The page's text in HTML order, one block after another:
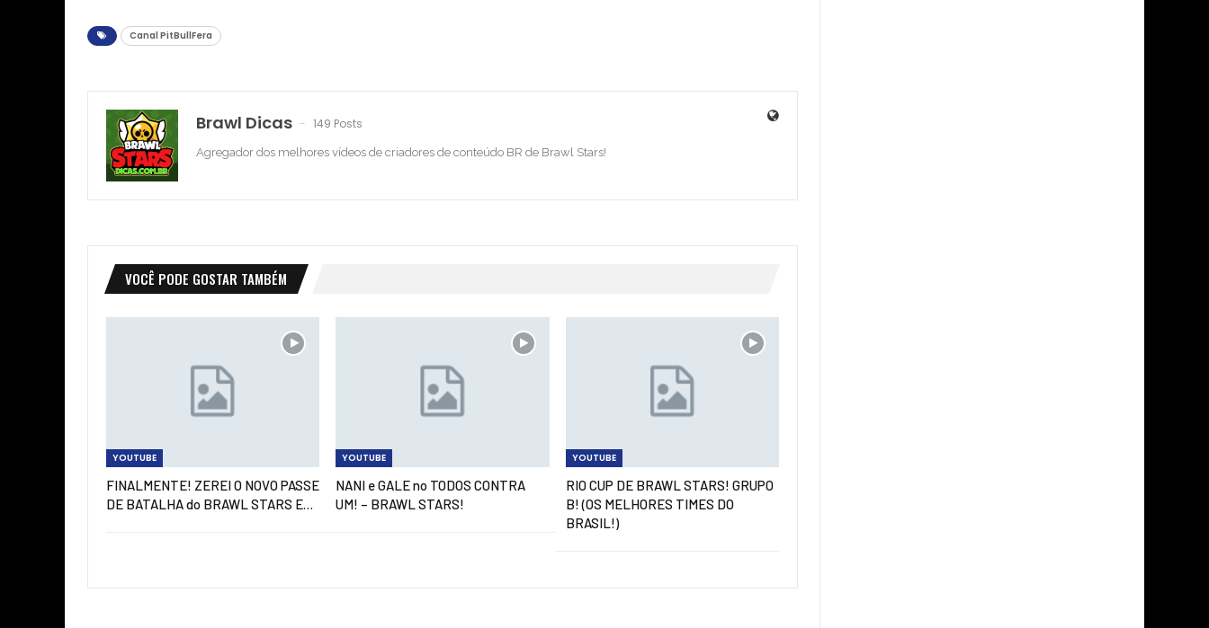
Canal PitBullFera
Brawl Dicas 149 Posts
Agregador dos melhores vídeos de criadores de conteúdo BR de Brawl Stars!
VOCÊ PODE GOSTAR TAMBÉM
YOUTUBE
FINALMENTE! ZEREI O NOVO PASSE
DE BATALHA do BRAWL STARS E…
YOUTUBE
NANI e GALE no TODOS CONTRA
UM! – BRAWL STARS!
YOUTUBE
RIO CUP DE BRAWL STARS! GRUPO
B! (OS MELHORES TIMES DO
BRASIL!)